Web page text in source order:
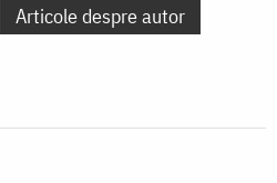
Articole despre autor